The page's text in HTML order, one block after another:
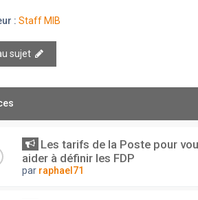
: Staff MIB
sujet
Les tarifs de la Poste pour
aider à définir les FDP
par raphael71